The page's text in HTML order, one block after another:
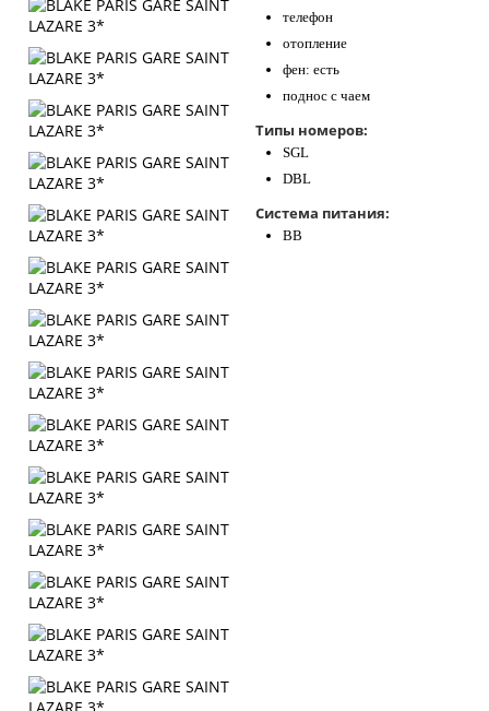
телефон
отопление
фен: есть
поднос с чаем
Типы номеров:
SGL
DBL
Система питания:
BB